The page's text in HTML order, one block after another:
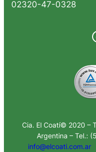
02320-47-0328
Cia. El Coatí© 2020 –
Argentina – Tel.:
info@elcoati.com.ar